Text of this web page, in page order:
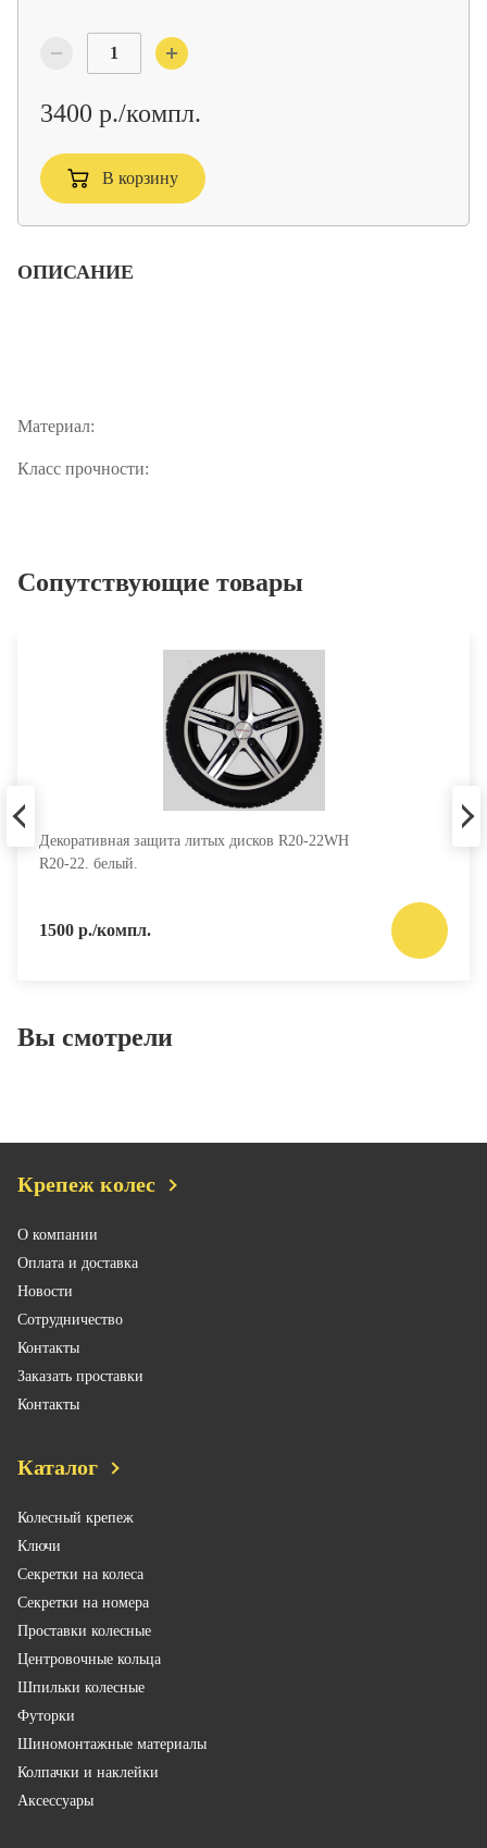
3400 р./компл.
В корзину
ОПИСАНИЕ
Материал:
Класс прочности:
Сопутствующие товары
Декоративная защита литых дисков R20-22WH
R20-22. белый.
1500 р./компл.
Вы смотрели
Крепеж колес
О компании
Оплата и доставка
Новости
Сотрудничество
Контакты
Заказать проставки
Контакты
Каталог
Колесный крепеж
Ключи
Секретки на колеса
Секретки на номера
Проставки колесные
Центровочные кольца
Шпильки колесные
Футорки
Шиномонтажные материалы
Колпачки и наклейки
Аксессуары